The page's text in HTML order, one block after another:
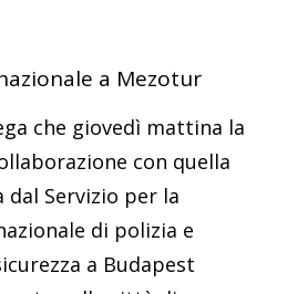
a Mezotur
che giovedì mattina la
con quella
Servizio per la
di polizia e
a Budapest